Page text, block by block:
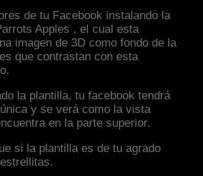
de tu Facebook instalando la
Apples , el cual esta
imagen de 3D como fondo de la
que contrastan con esta
la plantilla, tu facebook tendrá
y se verá como la vista
en la parte superior.
si la plantilla es de tu agrado